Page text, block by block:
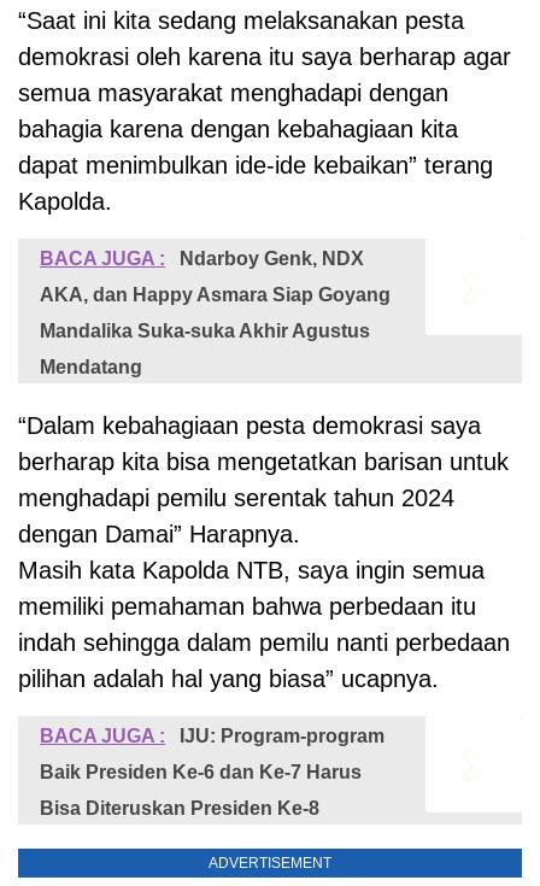
“Saat ini kita sedang melaksanakan pesta
demokrasi oleh karena itu saya berharap agar
semua masyarakat menghadapi dengan
bahagia karena dengan kebahagiaan kita
dapat menimbulkan ide-ide kebaikan” terang
Kapolda.
BACA JUGA :
Ndarboy Genk, NDX
AKA, dan Happy Asmara Siap Goyang
Mandalika Suka-suka Akhir Agustus
Mendatang
“Dalam kebahagiaan pesta demokrasi saya
berharap kita bisa mengetatkan barisan untuk
menghadapi pemilu serentak tahun 2024
dengan Damai” Harapnya.
Masih kata Kapolda NTB, saya ingin semua
memiliki pemahaman bahwa perbedaan itu
indah sehingga dalam pemilu nanti perbedaan
pilihan adalah hal yang biasa” ucapnya.
BACA JUGA :
IJU: Program-program
Baik Presiden Ke-6 dan Ke-7 Harus
Bisa Diteruskan Presiden Ke-8
ADVERTISEMENT